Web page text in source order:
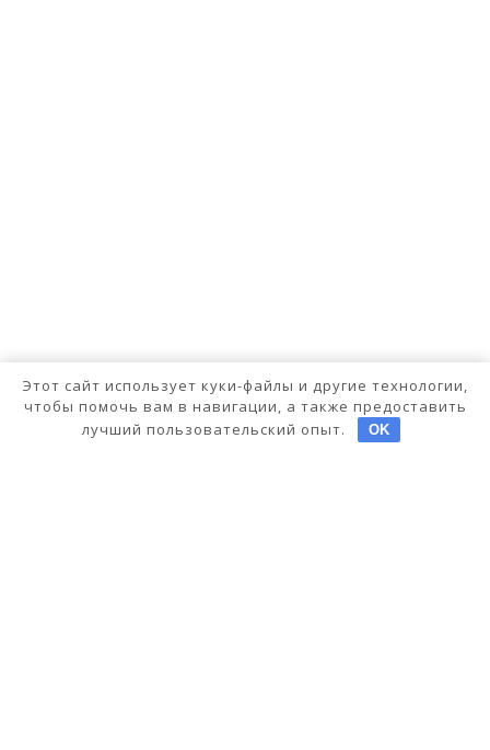
Этот сайт использует куки-файлы и другие технологии,
чтобы помочь вам в навигации, а также предоставить
лучший пользовательский опыт.
OK